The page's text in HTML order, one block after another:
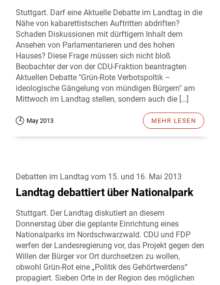
Stuttgart. Darf eine Aktuelle Debatte im Landtag in die
Nähe von kabarettistschen Auftritten abdriften?
Schaden Diskussionen mit dürftigem Inhalt dem
Ansehen von Parlamentarieren und des hohen
Hauses? Diese Frage müssen sich nicht bloß
Beobachter der von der CDU-Fraktion beantragten
Aktuellen Debatte "Grün-Rote Verbotspoltik –
ideologische Gängelung von mündigen Bürgern" am
Mittwoch im Landtag stellen, sondern auch die […]
May 2013 MEHR LESEN
Debatten im Landtag vom 15. und 16. Mai 2013
Landtag debattiert über Nationalpark
Stuttgart. Der Landtag diskutiert an diesem
Donnerstag über die geplante Einrichtung eines
Nationalparks im Nordschwarzwald. CDU und FDP
werfen der Landesregierung vor, das Projekt gegen den
Willen der Bürger vor Ort durchsetzen zu wollen,
obwohl Grün-Rot eine „Politik des Gehörtwerdens“
propagiert. Sieben Orte in der Region des möglichen